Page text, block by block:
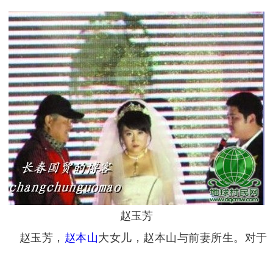
赵玉芳
赵玉芳， 赵本山大女儿，赵本山与前妻所生。对于